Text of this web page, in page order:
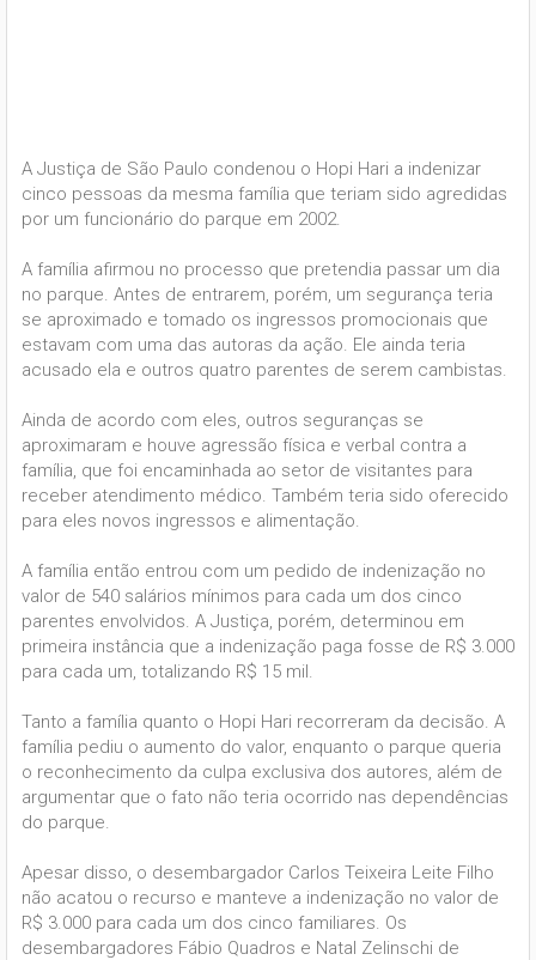
A Justiça de São Paulo condenou o Hopi Hari a indenizar
cinco pessoas da mesma família que teriam sido agredidas
por um funcionário do parque em 2002.
A família afirmou no processo que pretendia passar um dia
no parque. Antes de entrarem, porém, um segurança teria
se aproximado e tomado os ingressos promocionais que
estavam com uma das autoras da ação. Ele ainda teria
acusado ela e outros quatro parentes de serem cambistas.
Ainda de acordo com eles, outros seguranças se
aproximaram e houve agressão física e verbal contra a
família, que foi encaminhada ao setor de visitantes para
receber atendimento médico. Também teria sido oferecido
para eles novos ingressos e alimentação.
A família então entrou com um pedido de indenização no
valor de 540 salários mínimos para cada um dos cinco
parentes envolvidos. A Justiça, porém, determinou em
primeira instância que a indenização paga fosse de R$ 3.000
para cada um, totalizando R$ 15 mil.
Tanto a família quanto o Hopi Hari recorreram da decisão. A
família pediu o aumento do valor, enquanto o parque queria
o reconhecimento da culpa exclusiva dos autores, além de
argumentar que o fato não teria ocorrido nas dependências
do parque.
Apesar disso, o desembargador Carlos Teixeira Leite Filho
não acatou o recurso e manteve a indenização no valor de
R$ 3.000 para cada um dos cinco familiares. Os
desembargadores Fábio Quadros e Natal Zelinschi de